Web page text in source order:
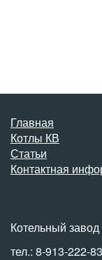
Главная
Котлы КВ
Статьи
Контактная
Котельный
тел.: 8-913-222-